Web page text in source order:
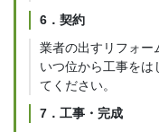
6．契約
業者の出すリフォー
いつ位から工事をは
てください。
7．工事・完成